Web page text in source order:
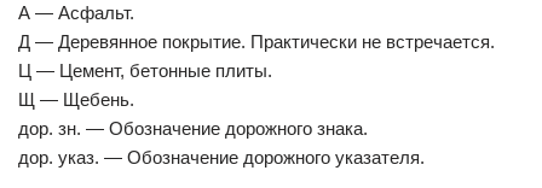
А — Асфальт.
Д — Деревянное покрытие. Практически не встречается.
Ц — Цемент, бетонные плиты.
Щ — Щебень.
дор. зн. — Обозначение дорожного знака.
дор. указ. — Обозначение дорожного указателя.